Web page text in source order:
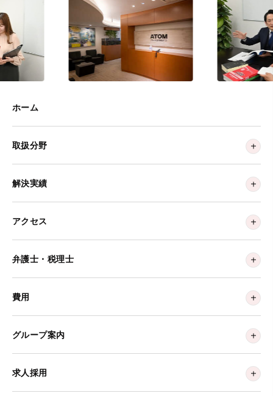
ホーム
取扱分野
解決実績
アクセス
弁護士・税理士
費用
グループ案内
求人採用